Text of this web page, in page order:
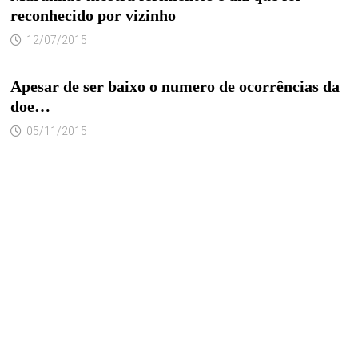
reconhecido por vizinho
12/07/2015
Apesar de ser baixo o numero de ocorrências da
doe…
05/11/2015